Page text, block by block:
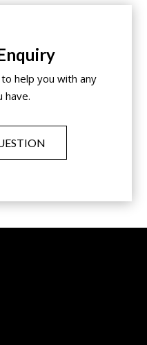
help you with any
have.